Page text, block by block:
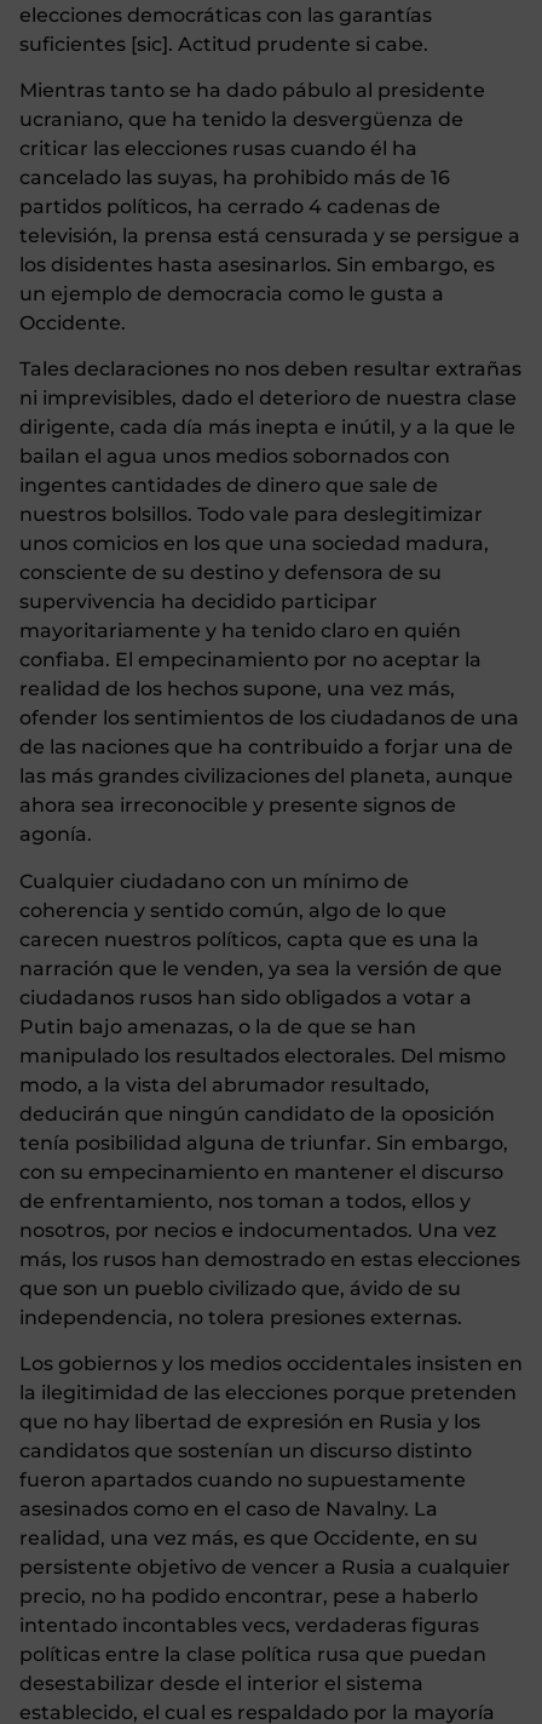
elecciones democráticas con las garantías
suficientes [sic]. Actitud prudente si cabe.
Mientras tanto se ha dado pábulo al presidente
ucraniano, que ha tenido la desvergüenza de
criticar las elecciones rusas cuando él ha
cancelado las suyas, ha prohibido más de 16
partidos políticos, ha cerrado 4 cadenas de
televisión, la prensa está censurada y se persigue a
los disidentes hasta asesinarlos. Sin embargo, es
un ejemplo de democracia como le gusta a
Occidente.
Tales declaraciones no nos deben resultar extrañas
ni imprevisibles, dado el deterioro de nuestra clase
dirigente, cada día más inepta e inútil, y a la que le
bailan el agua unos medios sobornados con
ingentes cantidades de dinero que sale de
nuestros bolsillos. Todo vale para deslegitimizar
unos comicios en los que una sociedad madura,
consciente de su destino y defensora de su
supervivencia ha decidido participar
mayoritariamente y ha tenido claro en quién
confiaba. El empecinamiento por no aceptar la
realidad de los hechos supone, una vez más,
ofender los sentimientos de los ciudadanos de una
de las naciones que ha contribuido a forjar una de
las más grandes civilizaciones del planeta, aunque
ahora sea irreconocible y presente signos de
agonía.
Cualquier ciudadano con un mínimo de
coherencia y sentido común, algo de lo que
carecen nuestros políticos, capta que es una la
narración que le venden, ya sea la versión de que
ciudadanos rusos han sido obligados a votar a
Putin bajo amenazas, o la de que se han
manipulado los resultados electorales. Del mismo
modo, a la vista del abrumador resultado,
deducirán que ningún candidato de la oposición
tenía posibilidad alguna de triunfar. Sin embargo,
con su empecinamiento en mantener el discurso
de enfrentamiento, nos toman a todos, ellos y
nosotros, por necios e indocumentados. Una vez
más, los rusos han demostrado en estas elecciones
que son un pueblo civilizado que, ávido de su
independencia, no tolera presiones externas.
Los gobiernos y los medios occidentales insisten en
la ilegitimidad de las elecciones porque pretenden
que no hay libertad de expresión en Rusia y los
candidatos que sostenían un discurso distinto
fueron apartados cuando no supuestamente
asesinados como en el caso de Navalny. La
realidad, una vez más, es que Occidente, en su
persistente objetivo de vencer a Rusia a cualquier
precio, no ha podido encontrar, pese a haberlo
intentado incontables vecs, verdaderas figuras
políticas entre la clase política rusa que puedan
desestabilizar desde el interior el sistema
establecido, el cual es respaldado por la mayoría